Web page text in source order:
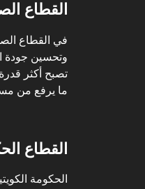
القطاع
في القطاع
وتحسين جودة
تصبح أكثر
ما يرفع من
القطاع
الحكومة